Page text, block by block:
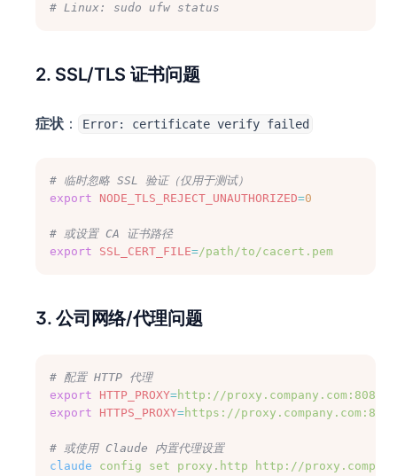
# Linux: sudo ufw status
2. SSL/TLS 证书问题
症状 ： Error: certificate verify failed
# 临时忽略 SSL 验证（仅用于测试）
export
NODE_TLS_REJECT_UNAUTHORIZED=0
# 或设置 CA 证书路径
export
SSL_CERT_FILE=/path/to/cacert.pem
3. 公司网络/代理问题
# 配置 HTTP 代理
export
HTTP_PROXY=http://proxy.company.com:8080
export
HTTPS_PROXY=https://proxy.company.com:8080
# 或使用 Claude 内置代理设置
claude
config set proxy.http
http://